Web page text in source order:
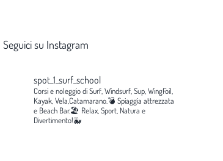
Seguici su Instagram
spot_1_surf_school
Corsi e noleggio di Surf, Windsurf, Sup, WingFoil,
Kayak, Vela,Catamarano.💣 Spiaggia attrezzata
e Beach Bar.🏖️ Relax, Sport, Natura e
Divertimento!🐳